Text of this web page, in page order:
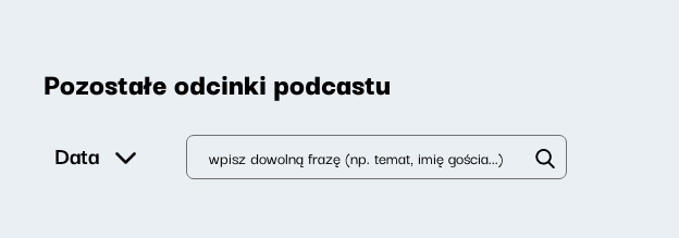
Pozostałe odcinki podcastu
Data